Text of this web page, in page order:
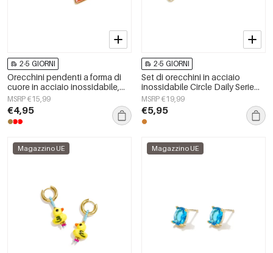
2-5 GIORNI
Orecchini pendenti a forma di
cuore in acciaio inossidabile,
serie Simple Daily Simple, gioielli
da donna
MSRP €15,99
€4,95
2-5 GIORNI
Set di orecchini in acciaio
inossidabile Circle Daily Serie
Semplice Gioiello da Donna
MSRP €19,99
€5,95
Magazzino UE Magazzino UE